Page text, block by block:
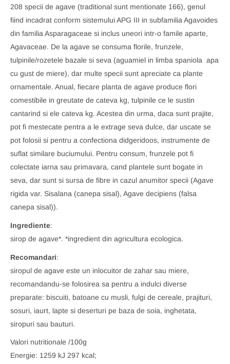
208 specii de agave (traditional sunt mentionate 166), genul
fiind incadrat conform sistemului APG III in subfamilia Agavoides
din familia Asparagaceae si inclus uneori intr-o famile aparte,
Agavaceae. De la agave se consuma florile, frunzele,
tulpinile/rozetele bazale si seva (aguamiel in limba spaniola  apa
cu gust de miere), dar multe specii sunt apreciate ca plante
ornamentale. Anual, fiecare planta de agave produce flori
comestibile in greutate de cateva kg, tulpinile ce le sustin
cantarind si ele cateva kg. Acestea din urma, daca sunt prajite,
pot fi mestecate pentra a le extrage seva dulce, dar uscate se
pot folosii si pentru a confectiona didgeridoos, instrumente de
suflat similare buciumului. Pentru consum, frunzele pot fi
colectate iarna sau primavara, cand plantele sunt bogate in
seva, dar sunt si sursa de fibre in cazul anumitor specii (Agave
rigida var. Sisalana (canepa sisal), Agave decipiens (falsa
canepa sisal)).
Ingrediente:
sirop de agave*. *ingredient din agricultura ecologica.
Recomandari:
siropul de agave este un inlocuitor de zahar sau miere,
recomandandu-se folosirea sa pentru a indulci diverse
preparate: biscuiti, batoane cu musli, fulgi de cereale, prajituri,
sosuri, iaurt, lapte si deserturi pe baza de soia, inghetata,
siropuri sau bauturi.
Valori nutritionale /100g
Energie: 1259 kJ 297 kcal;